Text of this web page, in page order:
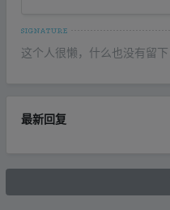
这个人很懒，什么也没有留下
最新回复